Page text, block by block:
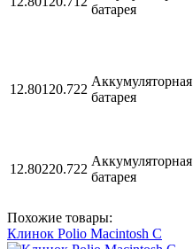
батарея
12.80120.722
Аккумуляторная
батарея
12.80220.722
Аккумуляторная
батарея
Похожие товары:
Клинок Polio Macintosh C